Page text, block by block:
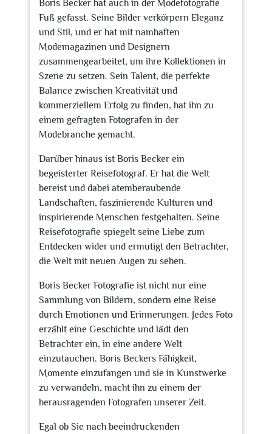
Boris Becker hat auch in der Modefotografie
Fuß gefasst. Seine Bilder verkörpern Eleganz
und Stil, und er hat mit namhaften
Modemagazinen und Designern
zusammengearbeitet, um ihre Kollektionen in
Szene zu setzen. Sein Talent, die perfekte
Balance zwischen Kreativität und
kommerziellem Erfolg zu finden, hat ihn zu
einem gefragten Fotografen in der
Modebranche gemacht.
Darüber hinaus ist Boris Becker ein
begeisterter Reisefotograf. Er hat die Welt
bereist und dabei atemberaubende
Landschaften, faszinierende Kulturen und
inspirierende Menschen festgehalten. Seine
Reisefotografie spiegelt seine Liebe zum
Entdecken wider und ermutigt den Betrachter,
die Welt mit neuen Augen zu sehen.
Boris Becker Fotografie ist nicht nur eine
Sammlung von Bildern, sondern eine Reise
durch Emotionen und Erinnerungen. Jedes Foto
erzählt eine Geschichte und lädt den
Betrachter ein, in eine andere Welt
einzutauchen. Boris Beckers Fähigkeit,
Momente einzufangen und sie in Kunstwerke
zu verwandeln, macht ihn zu einem der
herausragenden Fotografen unserer Zeit.
Egal ob Sie nach beeindruckenden